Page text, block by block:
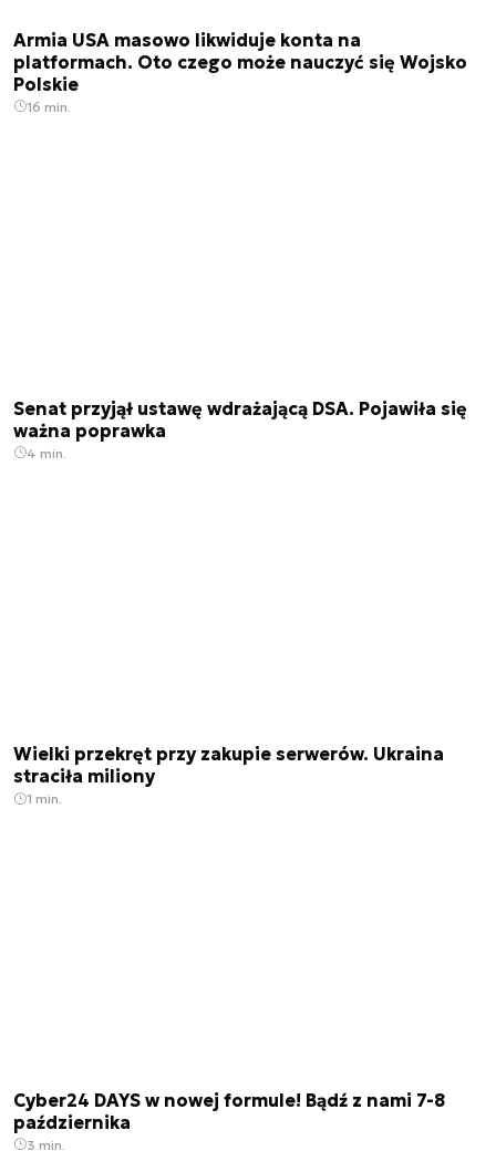
Armia USA masowo likwiduje konta na
platformach. Oto czego może nauczyć się Wojsko
Polskie
16 min.
Senat przyjął ustawę wdrażającą DSA. Pojawiła się
ważna poprawka
4 min.
Wielki przekręt przy zakupie serwerów. Ukraina
straciła miliony
1 min.
Cyber24 DAYS w nowej formule! Bądź z nami 7-8
października
3 min.